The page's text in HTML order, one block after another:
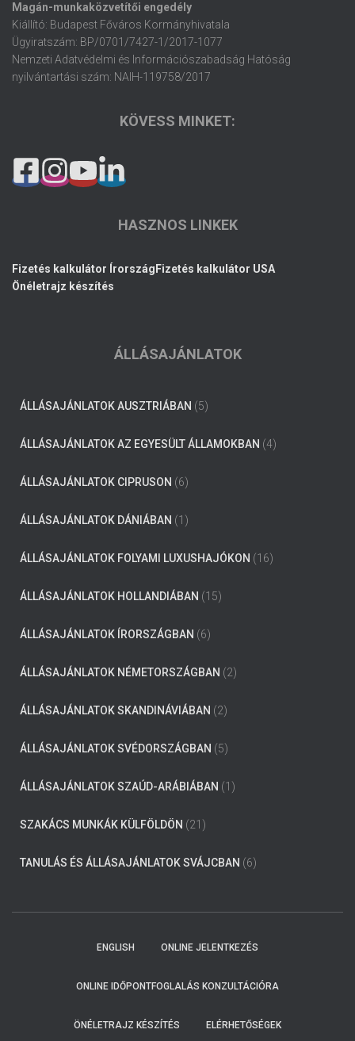
Magán-munkaközvetítői engedély
Kiállító: Budapest Főváros Kormányhivatala
Ügyiratszám: BP/0701/7427-1/2017-1077
Nemzeti Adatvédelmi és Információszabadság Hatóság
nyilvántartási szám: NAIH-119758/2017
KÖVESS MINKET:
HASZNOS LINKEK
Fizetés kalkulátor Írország Fizetés kalkulátor USA
Önéletrajz készítés
ÁLLÁSAJÁNLATOK
ÁLLÁSAJÁNLATOK AUSZTRIÁBAN (5)
ÁLLÁSAJÁNLATOK AZ EGYESÜLT ÁLLAMOKBAN (4)
ÁLLÁSAJÁNLATOK CIPRUSON (6)
ÁLLÁSAJÁNLATOK DÁNIÁBAN (1)
ÁLLÁSAJÁNLATOK FOLYAMI LUXUSHAJÓKON (16)
ÁLLÁSAJÁNLATOK HOLLANDIÁBAN (15)
ÁLLÁSAJÁNLATOK ÍRORSZÁGBAN (6)
ÁLLÁSAJÁNLATOK NÉMETORSZÁGBAN (2)
ÁLLÁSAJÁNLATOK SKANDINÁVIÁBAN (2)
ÁLLÁSAJÁNLATOK SVÉDORSZÁGBAN (5)
ÁLLÁSAJÁNLATOK SZAÚD-ARÁBIÁBAN (1)
SZAKÁCS MUNKÁK KÜLFÖLDÖN (21)
TANULÁS ÉS ÁLLÁSAJÁNLATOK SVÁJCBAN (6)
ENGLISH ONLINE JELENTKEZÉS
ONLINE IDŐPONTFOGLALÁS KONZULTÁCIÓRA
ÖNÉLETRAJZ KÉSZÍTÉS ELÉRHETŐSÉGEK